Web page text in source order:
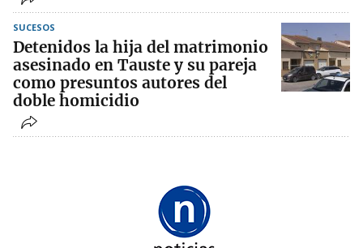
SUCESOS
Detenidos la hija del matrimonio
asesinado en Tauste y su pareja
como presuntos autores del
doble homicidio